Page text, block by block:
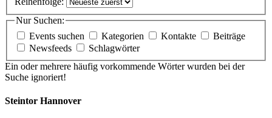
Nur Suchen:
Events suchen
Kategorien Kontakte
Beiträge
Newsfeeds
Schlagwörter
Ein oder mehrere häufig vorkommende Wörter wurden bei der
Suche ignoriert!
Steintor Hannover